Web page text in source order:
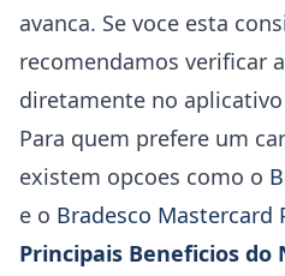
avanca. Se voce esta
recomendamos verificar
diretamente no
Para quem prefere um
existem opcoes como o
e o Bradesco Mastercard
Principais Beneficios